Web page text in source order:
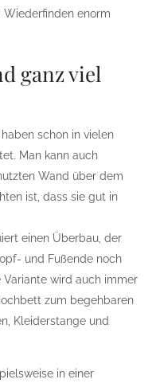
Wiederfinden enorm
ganz viel
schon in vielen
Man kann auch
Wand über dem
ist, dass sie gut in
einen Überbau, der
und Fußende noch
wird auch immer
zum begehbaren
Kleiderstange und
in einer